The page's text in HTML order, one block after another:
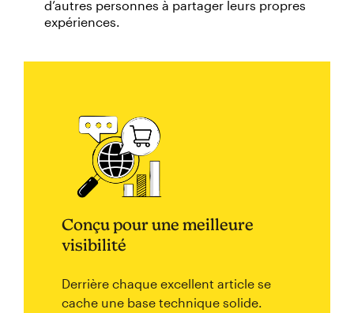
d’autres personnes à partager leurs propres
expériences.
Conçu pour une meilleure
visibilité
Derrière chaque excellent article se
cache une base technique solide.